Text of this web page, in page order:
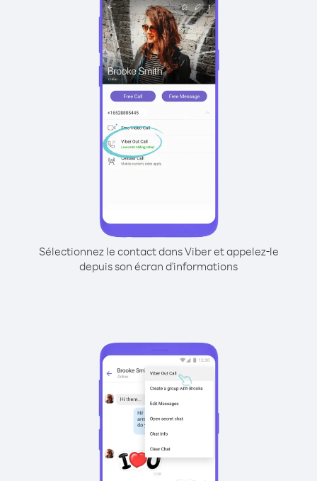
Sélectionnez le contact dans Viber et appelez-le
depuis son écran d'informations